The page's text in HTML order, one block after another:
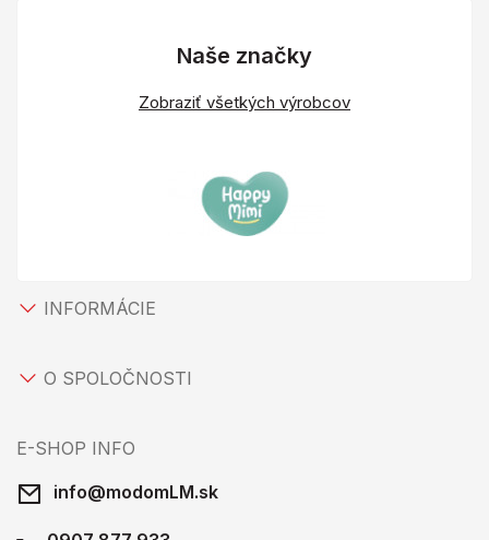
Naše značky
Zobraziť všetkých výrobcov
INFORMÁCIE
O SPOLOČNOSTI
E-SHOP INFO
info@modomLM.sk